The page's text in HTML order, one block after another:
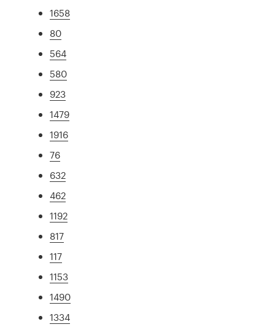
1658
80
564
580
923
1479
1916
76
632
462
1192
817
117
1153
1490
1334